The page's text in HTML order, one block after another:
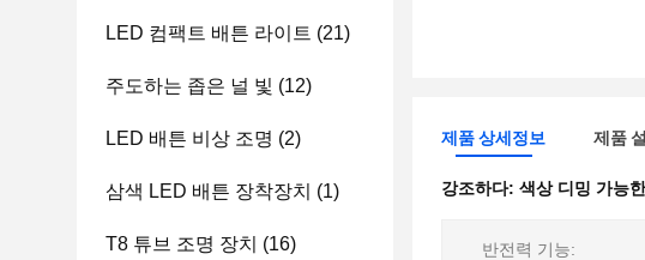
LED 컴팩트 배튼 라이트 (21)
주도하는 좁은 널 빛 (12)
LED 배튼 비상 조명 (2)
삼색 LED 배튼 장착장치 (1)
T8 튜브 조명 장치 (16)
제품 상세정보 제품
강조하다: 색상 디밍 가능
반전력 기능: